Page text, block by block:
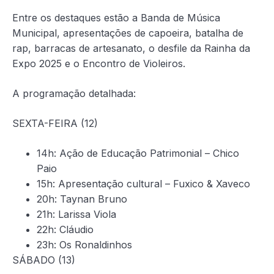
Entre os destaques estão a Banda de Música
Municipal, apresentações de capoeira, batalha de
rap, barracas de artesanato, o desfile da Rainha da
Expo 2025 e o Encontro de Violeiros.
A programação detalhada:
SEXTA-FEIRA (12)
14h: Ação de Educação Patrimonial – Chico
Paio
15h: Apresentação cultural – Fuxico & Xaveco
20h: Taynan Bruno
21h: Larissa Viola
22h: Cláudio
23h: Os Ronaldinhos
SÁBADO (13)